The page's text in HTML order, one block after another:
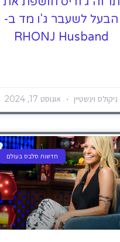
הבעל לשעבר ג'ו מד ב-
RHONJ Husband
ניקולס וינשטיין אוגוסט 17, 2024
חדשות סלבס בעולם